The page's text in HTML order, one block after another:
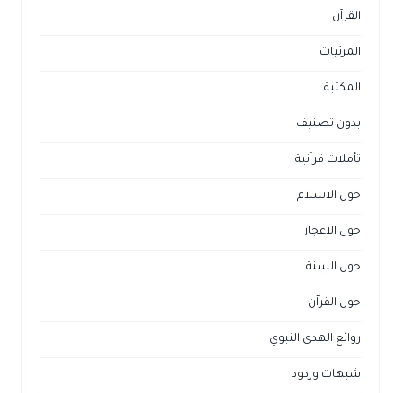
القرآن
المرئيات
المكتبة
بدون تصنيف
تأملات قرآنية
حول الاسلام
حول الاعجاز
حول السنة
حول القراّن
روائع الهدى النبوي
شبهات وردود